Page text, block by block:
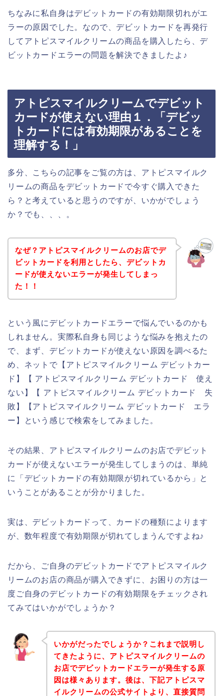
ちなみに私自身はデビットカードの有効期限切れがエ
ラーの原因でした。なので、デビットカードを再発行
してアトピスマイルクリームの商品を購入したら、デ
ビットカードエラーの問題を解決できましたよ♪
アトピスマイルクリームでデビット
カードが使えない理由１．「デビッ
トカードには有効期限があることを
理解する！」
多分、こちらの記事をご覧の方は、アトピスマイルク
リームの商品をデビットカードで今すぐ購入できた
ら？と考えていると思うのですが、いかがでしょう
か？でも、、、。
なぜ？アトピスマイルクリームのお店でデ
ビットカードを利用としたら、デビットカ
ードが使えないエラーが発生してしまっ
た！！
という風にデビットカードエラーで悩んでいるのかも
しれません。実際私自身も同じような悩みを抱えたの
で、まず、デビットカードが使えない原因を調べるた
め、ネットで【アトピスマイルクリーム デビットカー
ド】【 アトピスマイルクリーム デビットカード 使え
ない】【 アトピスマイルクリーム デビットカード 失
敗】【アトピスマイルクリーム デビットカード エラ
ー】という感じで検索をしてみました。
その結果、アトピスマイルクリームのお店でデビット
カードが使えないエラーが発生してしまうのは、単純
に「デビットカードの有効期限が切れているから」と
いうことがあることが分かりました。
実は、デビットカードって、カードの種類によります
が、数年程度で有効期限が切れてしまうんですよね♪
だから、ご自身のデビットカードでアトピスマイルク
リームのお店の商品が購入できずに、お困りの方は一
度ご自身のデビットカードの有効期限をチェックされ
てみてはいかがでしょうか？
いかがだったでしょうか？これまで説明し
てきたように、アトピスマイルクリームの
お店でデビットカードエラーが発生する原
因は様々あります。後は、下記アトピスマ
イルクリームの公式サイトより、直接質問